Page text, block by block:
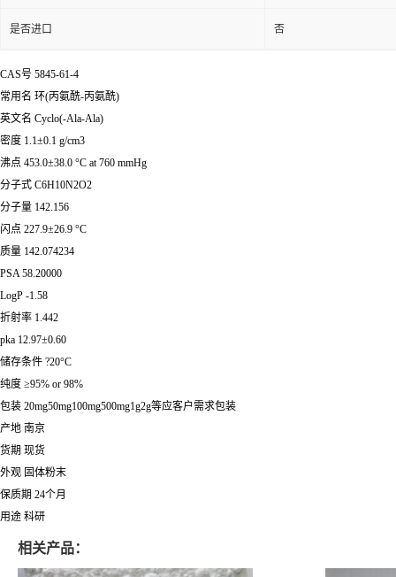
是否进口 否
CAS号 5845-61-4
常用名 环(丙氨酰-丙氨酰)
英文名 Cyclo(-Ala-Ala)
密度 1.1±0.1 g/cm3
沸点 453.0±38.0 °C at 760 mmHg
分子式 C6H10N2O2
分子量 142.156
闪点 227.9±26.9 °C
质量 142.074234
PSA 58.20000
LogP -1.58
折射率 1.442
pka 12.97±0.60
储存条件 ?20°C
纯度 ≥95% or 98%
包装 20mg50mg100mg500mg1g2g等应客户需求包装
产地 南京
货期 现货
外观 固体粉末
保质期 24个月
用途 科研
相关产品：